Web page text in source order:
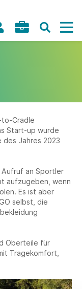
to-Cradle
Start-up wurde
des Jahres 2023
Aufruf an Sportler
aufzugeben, wenn
Es ist aber
selbst, die
Oberteile für
Tragekomfort,